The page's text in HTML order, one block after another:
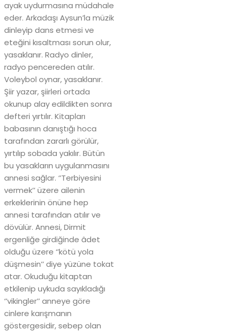
ayak uydurmasına müdahale
eder. Arkadaşı Aysun’la müzik
dinleyip dans etmesi ve
eteğini kısaltması sorun olur,
yasaklanır. Radyo dinler,
radyo pencereden atılır.
Voleybol oynar, yasaklanır.
Şiir yazar, şiirleri ortada
okunup alay edildikten sonra
defteri yırtılır. Kitapları
babasının danıştığı hoca
tarafından zararlı görülür,
yırtılıp sobada yakılır. Bütün
bu yasakların uygulanmasını
annesi sağlar. ‘’Terbiyesini
vermek’’ üzere ailenin
erkeklerinin önüne hep
annesi tarafından atılır ve
dövülür. Annesi, Dirmit
ergenliğe girdiğinde âdet
olduğu üzere ‘’kötü yola
düşmesin’’ diye yüzüne tokat
atar. Okuduğu kitaptan
etkilenip uykuda sayıkladığı
‘’vikingler’’ anneye göre
cinlere karışmanın
göstergesidir, sebep olan